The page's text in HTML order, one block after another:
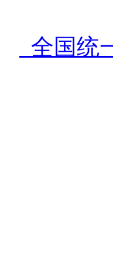
全国统